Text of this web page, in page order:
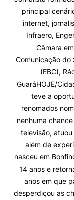
principal
internet,
Infraero,
Câmara
Comunicação do
(EBC),
GuaráHOJE/
teve a
renomados
nenhuma
televisão,
além de
nasceu em
14 anos e
anos em que
desperdiçou as